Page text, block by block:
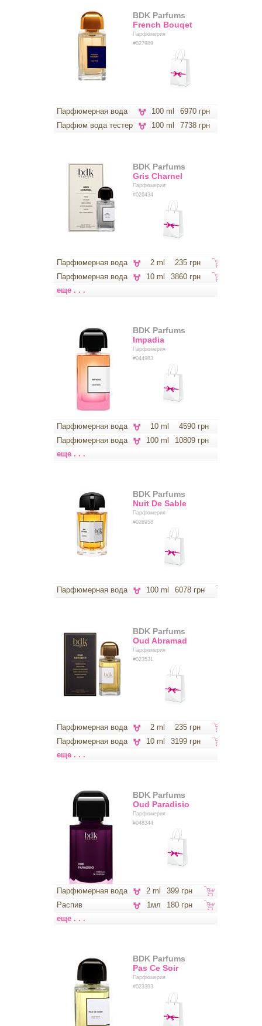
BDK Parfums
French Bouqet
Парфюмерия
#027989
Парфюмерная вода 100 ml
6970 грн
Парфюм вода тестер
100 ml 7738 грн
BDK Parfums
Gris Charnel
Парфюмерия
#026434
Парфюмерная вода 2 ml
235 грн
Парфюмерная вода
10 ml
3860 грн
еще . . .
BDK Parfums
Impadia
Парфюмерия
#044983
Парфюмерная вода 10 ml
4590 грн
Парфюмерная вода
100 ml
10809 грн
еще . . .
BDK Parfums
Nuit De Sable
Парфюмерия
#026958
Парфюмерная вода 100 ml 6078 грн
BDK Parfums
Oud Abramad
Парфюмерия
#023531
Парфюмерная вода 2 ml
235 грн
Парфюмерная вода
10 ml
3199 грн
еще . . .
BDK Parfums
Oud Paradisio
Парфюмерия
#048344
Парфюмерная вода 2 ml
399 грн
Распив
1мл
180 грн
еще . . .
BDK Parfums
Pas Ce Soir
Парфюмерия
#023393